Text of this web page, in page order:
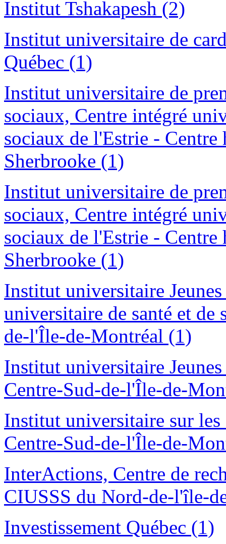
Institut Tshakapesh (2)
Institut universitaire de
Québec (1)
Institut universitaire de
sociaux, Centre intégré
sociaux de l'Estrie -
Sherbrooke (1)
Institut universitaire de
sociaux, Centre intégré
sociaux de l'Estrie -
Sherbrooke (1)
Institut universitaire
universitaire de santé et de
de-l'Île-de-Montréal (1)
Institut universitaire
Centre-Sud-de-l'Île-de-
Institut universitaire sur les
Centre-Sud-de-l'Île-de-
InterActions, Centre de
CIUSSS du Nord-de-l'île-
Investissement Québec (1)